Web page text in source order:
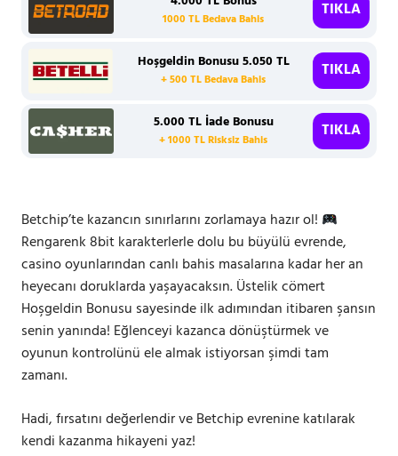
1000 TL Bedava Bahis TIKLA
Hoşgeldin Bonusu 5.050 TL
+ 500 TL Bedava Bahis TIKLA
5.000 TL İade Bonusu
+ 1000 TL Risksiz Bahis TIKLA
Betchip’te kazancın sınırlarını zorlamaya hazır ol!
Rengarenk 8bit karakterlerle dolu bu büyülü evrende,
casino oyunlarından canlı bahis masalarına kadar her an
heyecanı doruklarda yaşayacaksın. Üstelik cömert
Hoşgeldin Bonusu sayesinde ilk adımından itibaren şansın
senin yanında! Eğlenceyi kazanca dönüştürmek ve
oyunun kontrolünü ele almak istiyorsan şimdi tam
zamanı.
Hadi, fırsatını değerlendir ve Betchip evrenine katılarak
kendi kazanma hikayeni yaz!